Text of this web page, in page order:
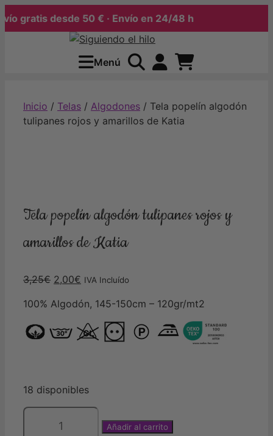
gratis desde 50 € · Envío en 24/48 h
Menú
Inicio / Telas / Algodones / Tela popelín algodón
tulipanes rojos y amarillos de Katia
Tela popelín algodón tulipanes rojos y
amarillos de Katia
3,25€ El
original
3,25€.
2,00€ El
actual
es:
2,00€.
IVA Incluído
100% Algodón, 145-150cm – 120gr/mt2
18 disponibles
Añadir al carrito